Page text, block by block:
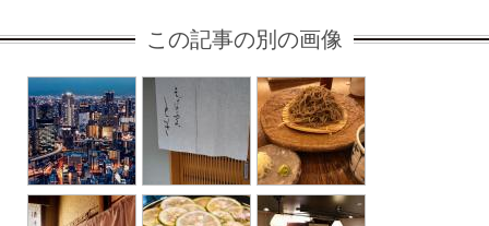
この記事の別の画像